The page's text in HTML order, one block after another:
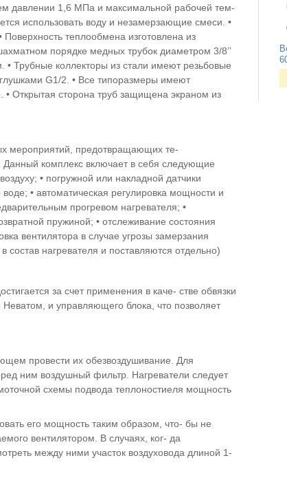
давлении 1,6 МПа и максимальной рабочей тем-
использовать воду и незамерзающие смеси. •
теплообмена изготовлена из
порядке медных трубок диаметром 3/8’’
Трубные коллекторы из стали имеют резьбовые
G1/2. • Все типоразмеры имеют
Открытая сторона труб защищена экраном из
мероприятий, предотвращающих те-
комплекс включает в себя следующие
• погружной или накладной датчики
• автоматическая регулировка мощности и
прогревом нагревателя; •
пружиной; • отслеживание состояния
вентилятора в случае угрозы замерзания
состав нагревателя и поставляются отдельно)
за счет применения в каче- стве обвязки
Неватом, и управляющего блока, что позволяет
провести их обезвоздушивание. Для
ним воздушный фильтр. Нагреватели следует
схемы подвода теплоностиеля мощность
его мощность таким образом, что- бы не
вентилятором. В случаях, ког- да
между ними участок воздуховода длиной 1-